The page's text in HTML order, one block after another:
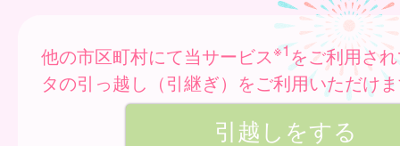
他の市区町村にて当サービス※1をご利用さ
タの引っ越し（引継ぎ）をご利用いただけ